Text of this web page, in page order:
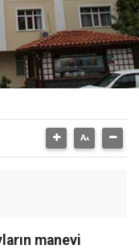
manevi